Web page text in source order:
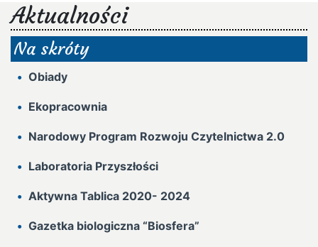
Aktualności
Na skróty
Obiady
Ekopracownia
Narodowy Program Rozwoju Czytelnictwa 2.0
Laboratoria Przyszłości
Aktywna Tablica 2020- 2024
Gazetka biologiczna “Biosfera”